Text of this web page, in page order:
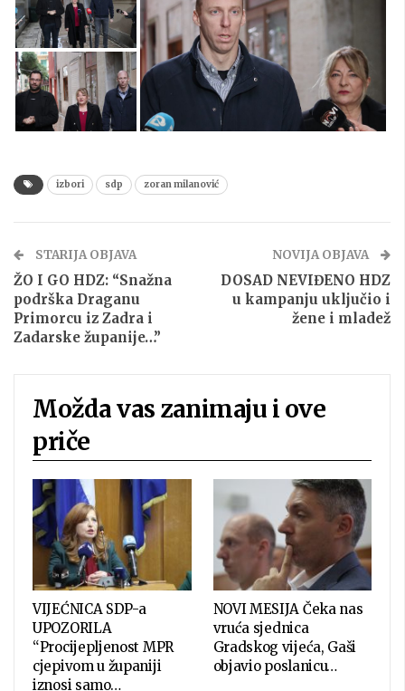
izbori sdp zoran milanović
STARIJA OBJAVA
ŽO I GO HDZ: “Snažna
podrška Draganu
Primorcu iz Zadra i
Zadarske županije…”
NOVIJA OBJAVA
DOSAD NEVIĐENO HDZ
u kampanju uključio i
žene i mladež
Možda vas zanimaju i ove
priče
VIJEĆNICA SDP-a
UPOZORILA
“Procijepljenost MPR
cjepivom u županiji
iznosi samo…
NOVI MESIJA Čeka nas
vruća sjednica
Gradskog vijeća, Gaši
objavio poslanicu…